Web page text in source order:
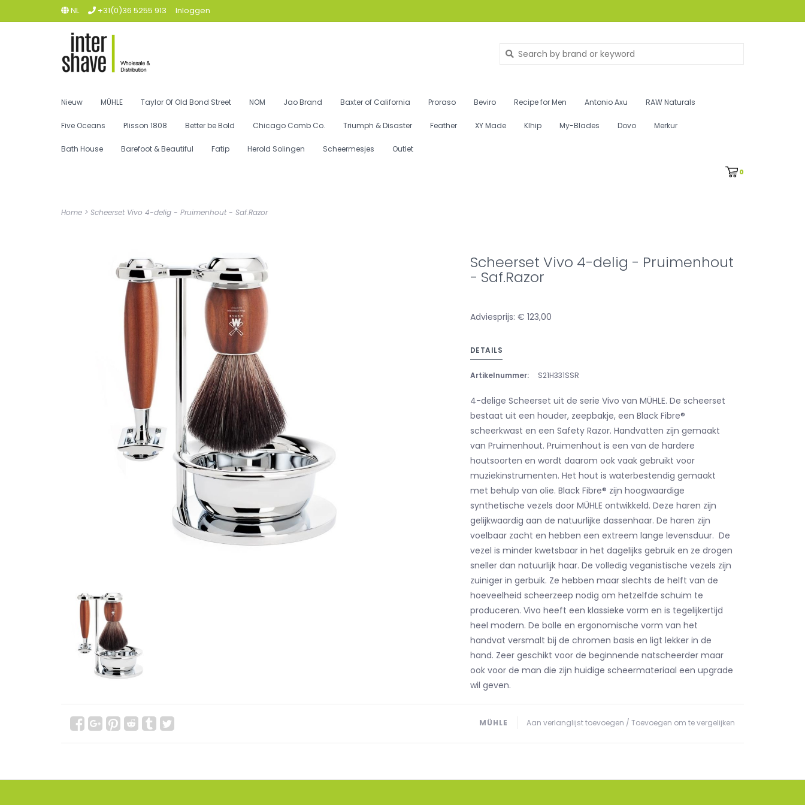
NL +31(0)36 5255 913 Inloggen
Nieuw MÜHLE Taylor Of Old Bond Street NOM Jao Brand Baxter of California Proraso Beviro Recipe for Men Antonio Axu RAW Naturals
Five Oceans Plisson 1808 Better be Bold Chicago Comb Co. Triumph & Disaster Feather XY Made Klhip My-Blades Dovo Merkur
Bath House Barefoot & Beautiful Fatip Herold Solingen Scheermesjes Outlet
0
Home > Scheerset Vivo 4-delig - Pruimenhout - Saf.Razor
Scheerset Vivo 4-delig - Pruimenhout
- Saf.Razor
Adviesprijs: € 123,00
DETAILS
Artikelnummer: S21H331SSR
4-delige Scheerset uit de serie Vivo van MÜHLE. De scheerset
bestaat uit een houder, zeepbakje, een Black Fibre®
scheerkwast en een Safety Razor. Handvatten zijn gemaakt
van Pruimenhout. Pruimenhout is een van de hardere
houtsoorten en wordt daarom ook vaak gebruikt voor
muziekinstrumenten. Het hout is waterbestendig gemaakt
met behulp van olie. Black Fibre® zijn hoogwaardige
synthetische vezels door MÜHLE ontwikkeld. Deze haren zijn
gelijkwaardig aan de natuurlijke dassenhaar. De haren zijn
voelbaar zacht en hebben een extreem lange levensduur. De
vezel is minder kwetsbaar in het dagelijks gebruik en ze drogen
sneller dan natuurlijk haar. De volledig veganistische vezels zijn
zuiniger in gerbuik. Ze hebben maar slechts de helft van de
hoeveelheid scheerzeep nodig om hetzelfde schuim te
produceren. Vivo heeft een klassieke vorm en is tegelijkertijd
heel modern. De bolle en ergonomische vorm van het
handvat versmalt bij de chromen basis en ligt lekker in de
hand. Zeer geschikt voor de beginnende natscheerder maar
ook voor de man die zijn huidige scheermateriaal een upgrade
wil geven.
Aan verlanglijst toevoegen / Toevoegen om te vergelijken
MÜHLE